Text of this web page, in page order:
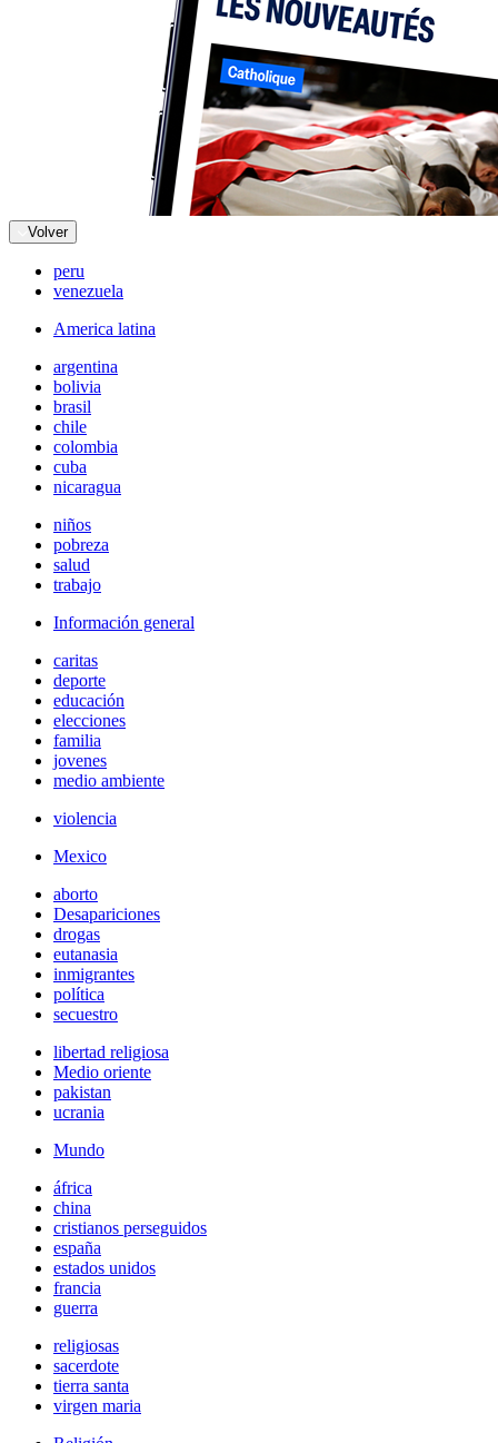
Volver
peru
venezuela
America latina
argentina
bolivia
brasil
chile
colombia
cuba
nicaragua
niños
pobreza
salud
trabajo
Información general
caritas
deporte
educación
elecciones
familia
jovenes
medio ambiente
violencia
Mexico
aborto
Desapariciones
drogas
eutanasia
inmigrantes
política
secuestro
libertad religiosa
Medio oriente
pakistan
ucrania
Mundo
áfrica
china
cristianos perseguidos
españa
estados unidos
francia
guerra
religiosas
sacerdote
tierra santa
virgen maria